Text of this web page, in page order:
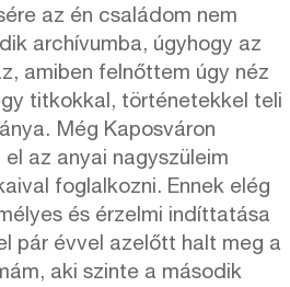
az én családom nem
archívumba, úgyhogy az
amiben felnőttem úgy néz
titkokkal, történetekkel teli
Még Kaposváron
az anyai nagyszüleim
foglalkozni. Ennek elég
és érzelmi indíttatása
pár évvel azelőtt halt meg a
aki szinte a második